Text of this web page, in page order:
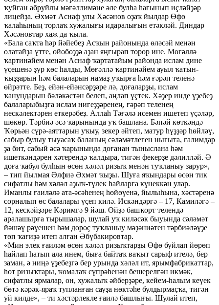
ҡуйған абруйлы мәғәллимәне әле булһа һағынып иҫләйҙәр
лицейҙа. Әхмәт Аснаф улы Хәсәнов оҙаҡ йылдар Өфө
ҡалаһының торлаҡ хужалығы идаралығын етәкләй. Диндар
Хәсәновтар хаж да ҡыла.
«Бала саҡта һәр йәйебеҙ Асҡын районында өләсәй менән
олатайҙа үтте, өйөбөҙҙә аҙан яңғырап торор ине. Мөғәллә
ҡартинәйем менән Аснаф ҡартатайым районда ислам дине
үҫешенә ҙур көс һалды, Мөғәллә ҡартинәйем ауыл ҡатын-
ҡыҙҙарын һәм балаларын намаҙ уҡырға һәм ғәрәп теленә
өйрәтте. Беҙ, ейән-ейәнсәрҙәре лә, доғаларҙы, ислам
ҡанундарын бәләкәстән белеп, аңлап үҫтек. Хәҙер инде үҙебеҙ
балаларыбыҙға ислам нигеҙҙәренең, ғәрәп теленең
нескәлектәрен еткерәбеҙ. Аллаһ Тәғәлә исемен ишетеп үҫәләр,
шөкөр. Тәрбиә әсә ҡарынында уҡ башлана. Бәпәй көткәндә
Ҡөрьән сүрә-аяттарын уҡыу, зекер әйтеп, матур һүҙҙәр һөйләү,
сабыр булыу тыуасаҡ баланың сәләмәтлеген нығыта, ғалимдар
ҙа бит, сабый әсә ҡарынында доғанан тыныслана һәм
ишеткәндәрен хәтерендә ҡалдыра, тигән фекерҙе дәлилләй. Ә
доға ҡабул булһын өсөн хәләл ризыҡ менән туҡланыу зарур»,
– тип йылмая Әлфиә Әхмәт ҡыҙы. Шуға яҡындары өсөн тик
сифатлы һәм хәләл аҙыҡ-түлек һайларға күнеккән улар.
Иманлы ғаиләлә ата-әсәһенең һөйөүенә, йылыһына, хәстәренә
сорналып өс балалары үҫеп килә. Искәндәргә – 17, Камиләгә –
12, кескәйҙәре Кәримгә 9 йәш. Өйҙә башҡорт телендә
аралашырға тырышалар, шулай уҡ киләсәк быуында сәләмәт
йәшәү рәүешен һәм дөрөҫ туҡланыу мәҙәниәтен тәрбиәләүҙе
төп ҡағиҙә итеп алған Әбүбакировтар.
«Мин элек ғаиләм өсөн хәләл ризыҡтарҙы Өфө буйлап йөрөп
һайлап һатып ала инем, быға байтаҡ ваҡыт сарыф ителә, бер
заман, ә ниңә үҙебеҙгә бер урында хәләл ит, ярымфабрикаттар,
һөт ризыҡтары, ҡомалаҡ сүпрәһенән бешерелгән икмәк,
сифатлы ярмалар, он, хужалыҡ әйберҙәре, кейем-һалым кеүек
бөтә кәрәк-яраҡ тупланған сауҙа нөктәһе булдырмаҫҡа, тигән
уй килде», – ти хәстәрлекле ғаилә башлығы. Шулай итеп,